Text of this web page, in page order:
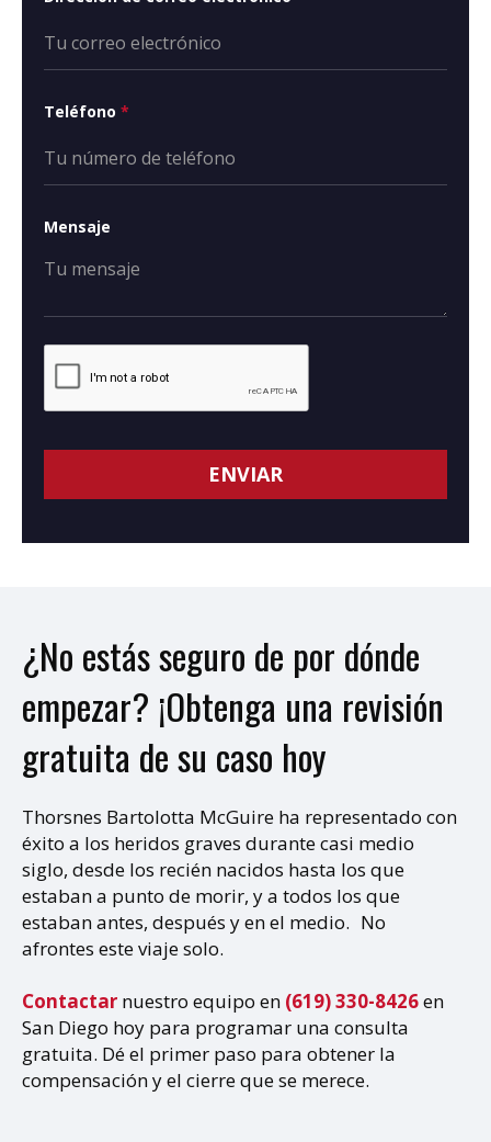
Teléfono *
Mensaje
¿No estás seguro de por dónde
empezar? ¡Obtenga una revisión
gratuita de su caso hoy
Thorsnes Bartolotta McGuire ha representado con
éxito a los heridos graves durante casi medio
siglo, desde los recién nacidos hasta los que
estaban a punto de morir, y a todos los que
estaban antes, después y en el medio. No
afrontes este viaje solo.
Contactar nuestro equipo en (619) 330-8426en
San Diego hoy para programar una consulta
gratuita. Dé el primer paso para obtener la
compensación y el cierre que se merece.